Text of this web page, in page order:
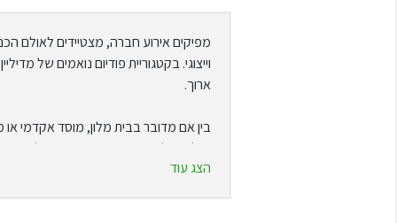
מפיקים אירוע חברה, מצטיידים לאולם
וייצוגי. בקטגוריית פודיום נואמים של
ארוך.
בין אם מדובר בבית מלון, מוסד אקדמי
שילוב של פודיום נואמים מעוצב על
תתפשרו על פריטי הציוד שעושים את
הצג עוד